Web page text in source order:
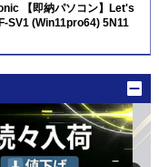
【即納パソコン】Let's
SV1 (Win11pro64) 5N11